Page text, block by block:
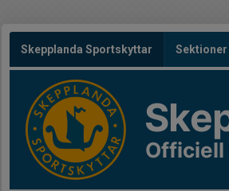
Skepplanda Sportskyttar Sektioner
Officiell